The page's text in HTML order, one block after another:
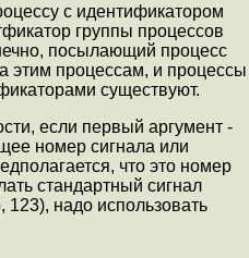
с идентификатором
группы процессов
посылающий процесс
этим процессам, и процессы
существуют.
если первый аргумент -
номер сигнала или
что это номер
стандартный сигнал
123), надо использовать